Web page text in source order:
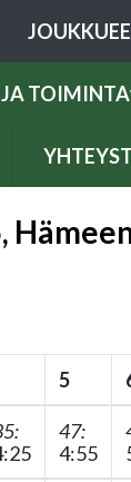
TOIMINTA
5
47:
4:55